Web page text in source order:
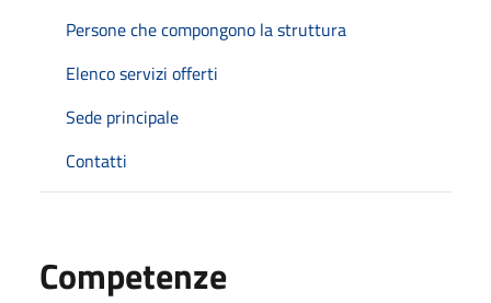
Persone che compongono la struttura
Elenco servizi offerti
Sede principale
Contatti
Competenze